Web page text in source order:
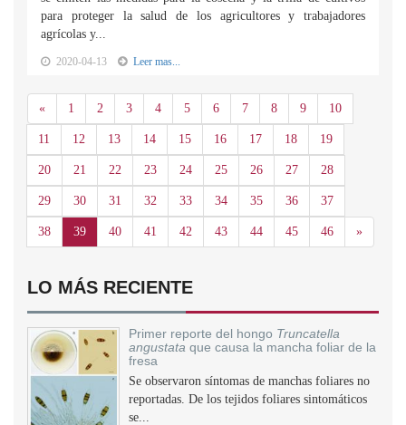
para proteger la salud de los agricultores y trabajadores
agrícolas y...
2020-04-13 Leer mas...
«Anterior
1 2 3 4 5 6 7 8 9 10
11 12 13 14 15 16 17 18 19
20 21 22 23 24 25 26 27 28
29 30 31 32 33 34 35 36 37
38 39 40 41 42 43 44 45 46 »
LO MÁS RECIENTE
Primer reporte del hongo Truncatella
angustata que causa la mancha foliar de la
fresa
Se observaron síntomas de manchas foliares no
reportadas. De los tejidos foliares sintomáticos
se...